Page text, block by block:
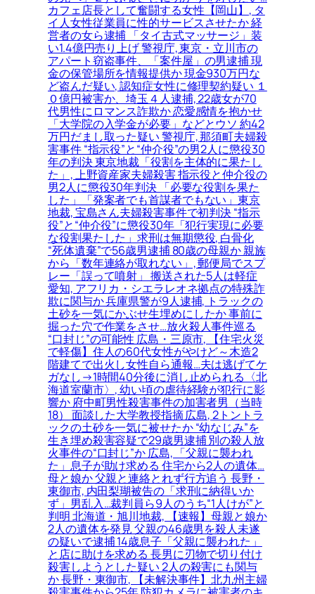
カフェ店長として奮闘する女性【岡山】, タ
イ人女性従業員に性的サービスさせたか 経
営者の女ら逮捕 「タイ古式マッサージ」装
い1.4億円売り上げ 警視庁, 東京・立川市の
アパート窃盗事件、「案件屋」の男逮捕 現
金の保管場所を情報提供か 現金930万円な
ど盗んだ疑い, 認知症女性に修理契約疑い １
０億円被害か、埼玉４人逮捕, 22歳女が70
代男性にロマンス詐欺か 恋愛感情を抱かせ
「大学院の入学金が必要」などとウソ 約42
万円だまし取った疑い 警視庁, 那須町夫婦殺
害事件 “指示役”と“仲介役”の男2人に懲役30
年の判決 東京地裁「役割を主体的に果たし
た」, 上野資産家夫婦殺害 指示役と仲介役の
男2人に懲役30年判決 「必要な役割を果た
した」「発案者でも首謀者でもない」東京
地裁, 宝島さん夫婦殺害事件で初判決 “指示
役”と“仲介役”に懲役30年「犯行実現に必要
な役割果たした」求刑は無期懲役, 白骨化
“死体遺棄”で56歳男逮捕 80歳の母親か 親族
から「数年連絡が取れない」, 郵便局でスプ
レー「誤って噴射」 搬送された5人は軽症
愛知, アフリカ・シエラレオネ拠点の特殊詐
欺に関与か 兵庫県警が9人逮捕, トラックの
土砂を一気にかぶせ生埋めにしたか 事前に
掘った穴で作業をさせ…放火殺人事件巡る
“口封じ”の可能性 広島・三原市, 【住宅火災
で軽傷】住人の60代女性がやけど～木造2
階建てで出火し女性自ら通報…夫は逃げてケ
ガなし→1時間40分後に消し止められる〈北
海道室蘭市〉, 幼い頃の虐待経験が犯行に影
響か 府中町男性殺害事件の加害者男（当時
18） 面談した大学教授指摘 広島, 2トントラ
ックの土砂を一気に被せたか “幼なじみ”を
生き埋め殺害容疑で29歳男逮捕 別の殺人放
火事件の“口封じ”か 広島, 「父親に襲われ
た」息子が助け求める 住宅から2人の遺体…
母と娘か 父親と連絡とれず行方追う 長野・
東御市, 内田梨瑚被告の「求刑に納得いか
ず」男乱入…裁判員ら9人のうち“1人けが”と
判明 北海道・旭川地裁, 【速報】母親と娘か
2人の遺体を発見 父親の46歳男を殺人未遂
の疑いで逮捕 14歳息子「父親に襲われた」
と店に助けを求める 長男に刃物で切り付け
殺害しようとした疑い 2人の殺害にも関与
か 長野・東御市, 【未解決事件】北九州主婦